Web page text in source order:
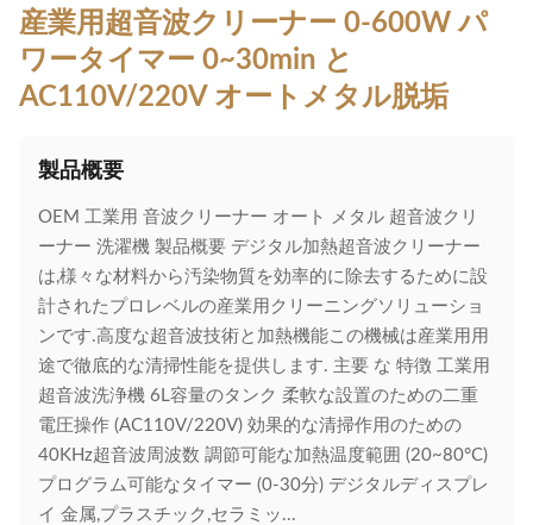
産業用超音波クリーナー 0-600W パ
ワータイマー 0~30min と
AC110V/220V オートメタル脱垢
製品概要
OEM 工業用 音波クリーナー オート メタル 超音波クリ
ーナー 洗濯機 製品概要 デジタル加熱超音波クリーナー
は,様々な材料から汚染物質を効率的に除去するために設
計されたプロレベルの産業用クリーニングソリューショ
ンです.高度な超音波技術と加熱機能この機械は産業用用
途で徹底的な清掃性能を提供します. 主要 な 特徴 工業用
超音波洗浄機 6L容量のタンク 柔軟な設置のための二重
電圧操作 (AC110V/220V) 効果的な清掃作用のための
40KHz超音波周波数 調節可能な加熱温度範囲 (20~80°C)
プログラム可能なタイマー (0-30分) デジタルディスプレ
イ 金属,プラスチック,セラミッ...